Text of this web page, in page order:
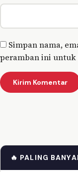
Simpan nama,
peramban ini
🔥 PALING